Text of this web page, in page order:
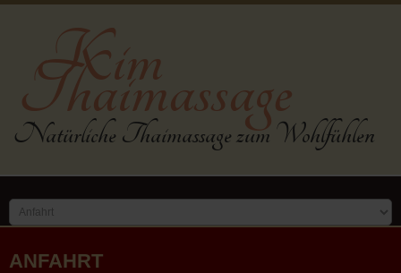
Kim
Thaimassage
Natürliche Thaimassage zum Wohlfühlen
ANFAHRT